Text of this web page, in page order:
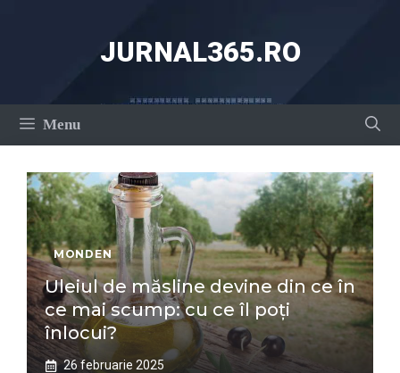
JURNAL365.RO
Menu
MONDEN
Uleiul de măsline devine din ce în
ce mai scump: cu ce îl poți
înlocui?
26 februarie 2025